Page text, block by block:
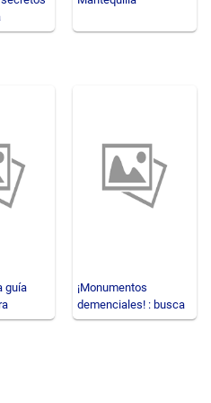
guía
¡Monumentos
demenciales! : busca
y encuentra,